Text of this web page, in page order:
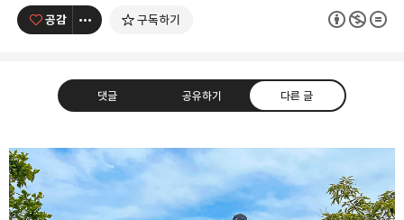
공감 구독하기
댓글 공유하기 다른 글
사진 속의 또 다른 나